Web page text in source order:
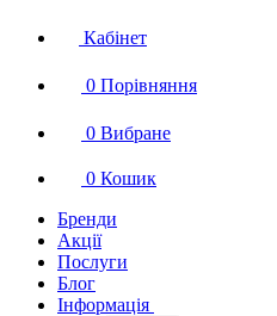
Кабінет
0 Порівняння
0 Вибране
0 Кошик
Бренди
Акції
Послуги
Блог
Інформація